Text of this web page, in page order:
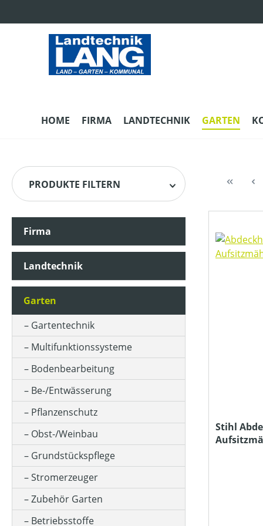
HOME FIRMA LANDTECHNIK GARTEN
PRODUKTE FILTERN
HERSTELLER
ALPHANUMERISCHE GRÖSSE (BEKLEIDUNG)
ANSAUGLEISTUNG (IN L/MIN)
ARBEITSBREITE (IN CM)
ARBEITSDRUCK (IN BAR)
ARBEITSHÖHE MIN-MAX (IN CM)
Firma
Landtechnik
Garten
Gartentechnik
Multifunktionssysteme
Bodenbearbeitung
Be-/Entwässerung
Pflanzenschutz
Obst-/Weinbau
Grundstückspflege
Stromerzeuger
Zubehör Garten
Betriebsstoffe
Stihl